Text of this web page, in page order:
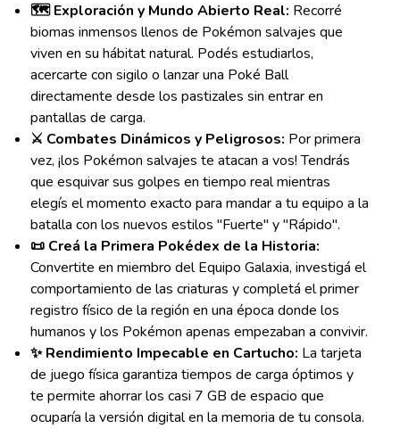
🗺️ Exploración y Mundo Abierto Real: Recorré
biomas inmensos llenos de Pokémon salvajes que
viven en su hábitat natural. Podés estudiarlos,
acercarte con sigilo o lanzar una Poké Ball
directamente desde los pastizales sin entrar en
pantallas de carga.
⚔️ Combates Dinámicos y Peligrosos: Por primera
vez, ¡los Pokémon salvajes te atacan a vos! Tendrás
que esquivar sus golpes en tiempo real mientras
elegís el momento exacto para mandar a tu equipo a la
batalla con los nuevos estilos "Fuerte" y "Rápido".
📜 Creá la Primera Pokédex de la Historia:
Convertite en miembro del Equipo Galaxia, investigá el
comportamiento de las criaturas y completá el primer
registro físico de la región en una época donde los
humanos y los Pokémon apenas empezaban a convivir.
✨ Rendimiento Impecable en Cartucho: La tarjeta
de juego física garantiza tiempos de carga óptimos y
te permite ahorrar los casi 7 GB de espacio que
ocuparía la versión digital en la memoria de tu consola.